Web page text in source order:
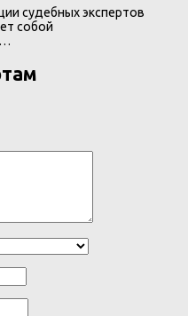
судебных экспертов
собой